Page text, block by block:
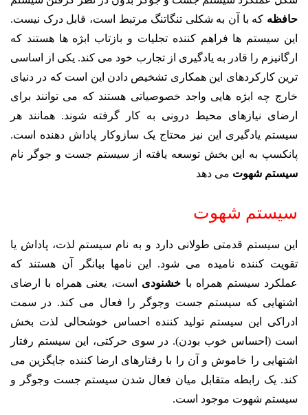
حافظه که با آن به شکلی تنگاتنگ مرتبط است، قابل درک نیست.
این سیستم ها فراهم کننده تجلیات و بازتاب ابژه ها هستند که
ارگانیزم را قادر به یادگیری از تجارب خود می کند. یکی از اساسی
ترین کارکردهای این همکاری تشخیص دادن این است که در دنیای
خارج چه ابژه هایی واجد خصوصیاتی هستند که می توانند برای
ارضای نیازهای محیط درونی به کار گرفته شوند. همانند هر
سیستم یادگیری این نیز محتاج یک سازوکار پاداش دهنده است.
پانکسپ به این بخش توسعه یافته از سیستم جست و جوگر نام
سیستم شهوت می دهد
سیستم شهوت
این سیستم قدمتی طولانی دارد و به نام سیستم لذت، پاداش یا
تقویت کننده نامیده می شود. این نامها بیانگر آن هستند که
عملکرد سیستم همراه با خشنودی است، یعنی همراه با ارضای
اشتهایی که سیستم جست وجوگر را فعال می کند. در سمت
ادراکی این سیستم تولید کننده احساس خوشحالی لذت بخش
است (احساس خوب بودن). در سوی حرکتی، این سیستم رفتار
اشتهایی را خاموش و آن را با رفتارهای ارضا کننده جایگزین می
کند. یک رابطه متقابل میان فعال شدن سیستم جست وجوگر و
سیستم شهوت موجود است.